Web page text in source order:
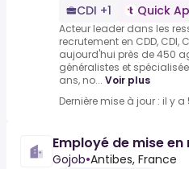
CDI +1
Quick
Acteur leader dans les
recrutement en CDD, CDI,
aujourd'hui près de 450
généralistes et
ans, no... Voir plus
Dernière mise à jour : il y a
Employé de mise en
Gojob•Antibes, France